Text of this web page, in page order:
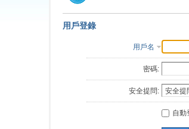
用戶登錄
用戶名
密碼:
安全提問:
自動